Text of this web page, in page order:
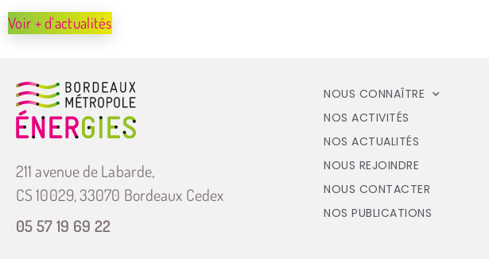
Voir + d'actualités
211 avenue de Labarde,
CS 10029, 33070 Bordeaux Cedex
05 57 19 69 22
NOUS CONNAÎTRE
NOS ACTIVITÉS
NOS ACTUALITÉS
NOUS REJOINDRE
NOUS CONTACTER
NOS PUBLICATIONS